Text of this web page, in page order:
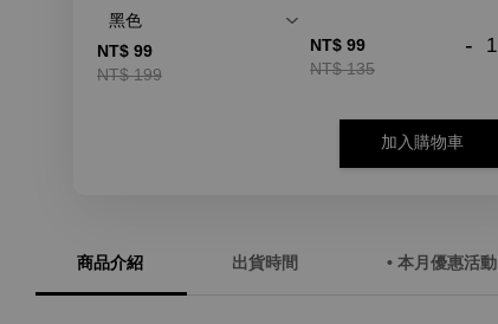
NT$ 99
NT$ 199
NT$ 99
NT$ 135
-
加入購物車
商品介紹 出貨時間 • 本月優惠活動